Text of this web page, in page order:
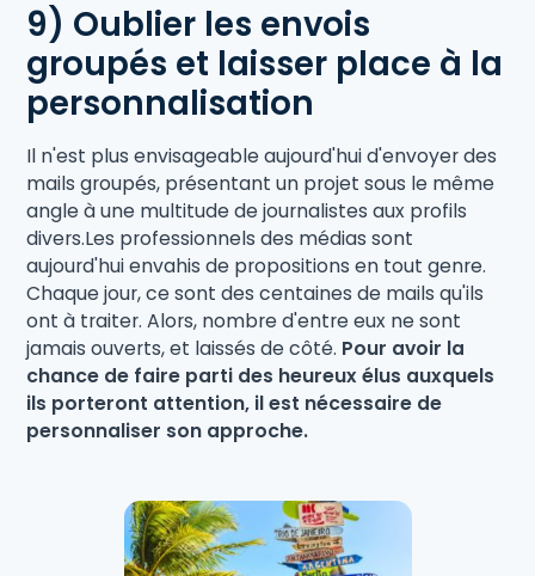
9) Oublier les envois
groupés et laisser place à la
personnalisation
Il n'est plus envisageable aujourd'hui d'envoyer des
mails groupés, présentant un projet sous le même
angle à une multitude de journalistes aux profils
divers.Les professionnels des médias sont
aujourd'hui envahis de propositions en tout genre.
Chaque jour, ce sont des centaines de mails qu'ils
ont à traiter. Alors, nombre d'entre eux ne sont
jamais ouverts, et laissés de côté. Pour avoir la
chance de faire parti des heureux élus auxquels
ils porteront attention, il est nécessaire de
personnaliser son approche.